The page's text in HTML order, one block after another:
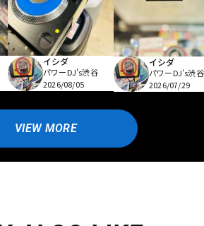
イシダ
パワーDJ's渋谷
2026/08/05
イシダ
パワーDJ's渋谷
2026/07/29
VIEW MORE